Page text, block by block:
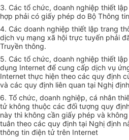
3. Các tổ chức, doanh nghiệp thiết
hợp phải có giấy phép do Bộ Thông
4. Các doanh nghiệp thiết lập trang
dịch vụ mạng xã hội trực tuyến phải
Truyền thông.
5. Các tổ chức, doanh nghiệp thiết
dụng Internet để cung cấp dịch vụ
Internet thực hiện theo các quy định
và các quy định liên quan tại Nghị
6. Tổ chức, doanh nghiệp, cá nhân
tử không thuộc các đối tượng quy
này thì không cần giấy phép và
tuân theo các quy định tại Nghị định
thông tin điện tử trên Internet